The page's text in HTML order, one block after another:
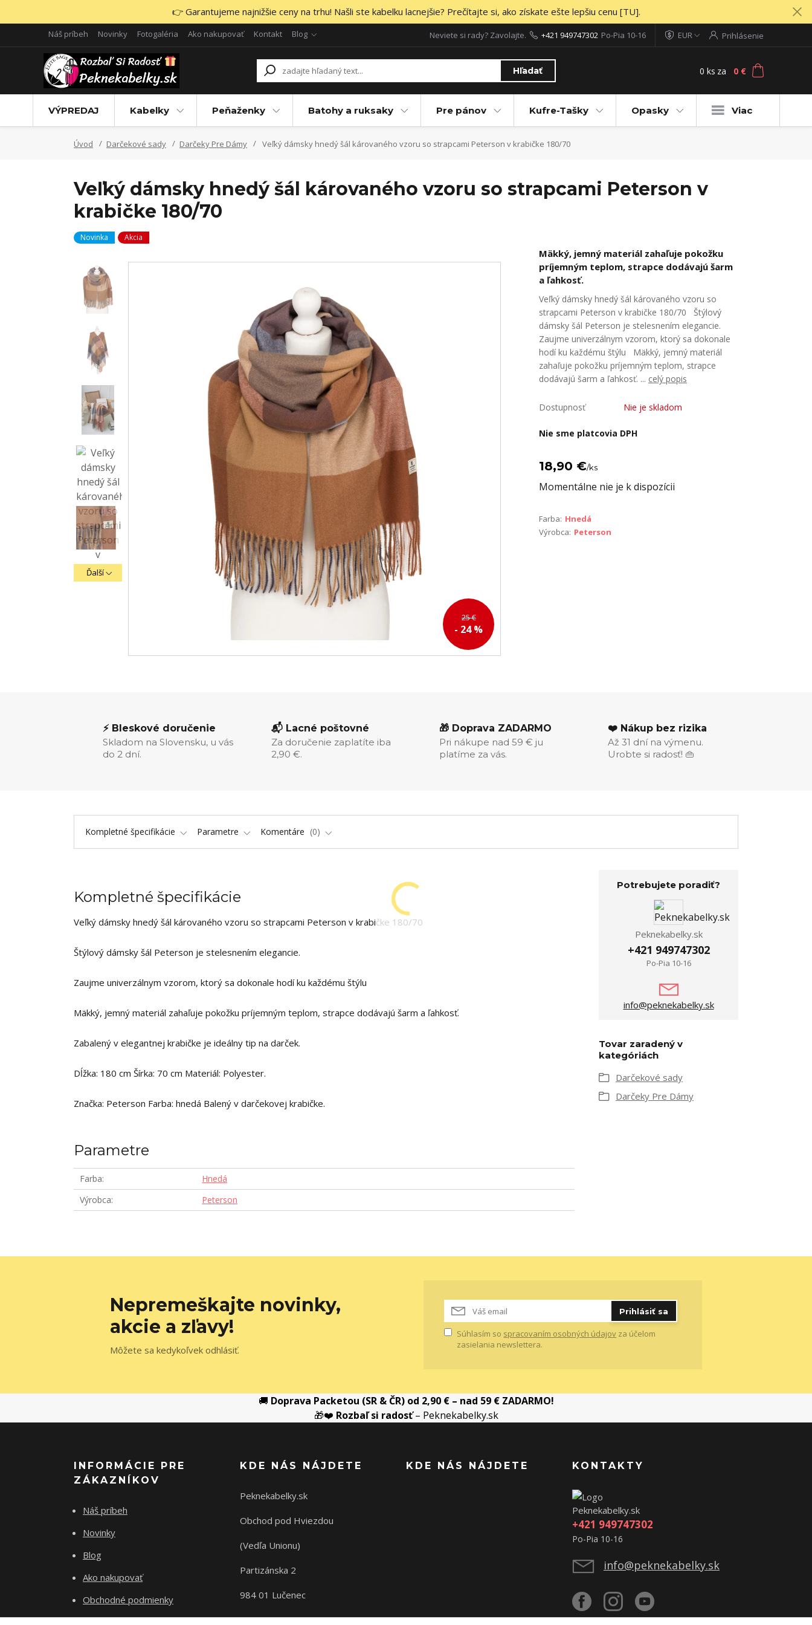
👉 Garantujeme najnižšie ceny na trhu! Našli ste kabelku lacnejšie? Prečítajte si, ako získate ešte lepšiu cenu [TU].
Náš príbeh Novinky Fotogaléria Ako nakupovať Kontakt Blog EUR Prihlásenie
Hľadať
Neviete si rady? Zavolajte. +421 949747302 Po-Pia 10-16
0 ks za 0 €
VÝPREDAJ Kabelky Peňaženky Batohy a ruksaky Pre pánov Kufre-Tašky Opasky Viac
Úvod Darčekové sady Darčeky Pre Dámy Veľký dámsky hnedý šál károvaného vzoru so strapcami Peterson v krabičke 180/70
Veľký dámsky hnedý šál károvaného vzoru so strapcami Peterson v
krabičke 180/70
Novinka Akcia
25 €
- 24 %
Ďalší
Mäkký, jemný materiál zahaľuje pokožku
príjemným teplom, strapce dodávajú šarm
a ľahkosť.
Veľký dámsky hnedý šál károvaného vzoru so
strapcami Peterson v krabičke 180/70 Štýlový
dámsky šál Peterson je stelesnením elegancie.
Zaujme univerzálnym vzorom, ktorý sa dokonale
hodí ku každému štýlu Mäkký, jemný materiál
zahaľuje pokožku príjemným teplom, strapce
dodávajú šarm a ľahkosť. ... celý popis
Dostupnosť Nie je skladom
Nie sme platcovia DPH
18,90 €/ks
Momentálne nie je k dispozícii
Farba: Hnedá
Výrobca: Peterson
⚡ Bleskové doručenie
Skladom na Slovensku, u vás
do 2 dní.
📬 Lacné poštovné
Za doručenie zaplatíte iba
2,90 €.
🎁 Doprava ZADARMO
Pri nákupe nad 59 € ju
platíme za vás.
❤️ Nákup bez rizika
Až 31 dní na výmenu.
Urobte si radosť! 👜
Kompletné špecifikácie Parametre Komentáre 0
Kompletné špecifikácie
Veľký dámsky hnedý šál károvaného vzoru so strapcami Peterson v krabičke 180/70
Štýlový dámsky šál Peterson je stelesnením elegancie.
Zaujme univerzálnym vzorom, ktorý sa dokonale hodí ku každému štýlu
Mäkký, jemný materiál zahaľuje pokožku príjemným teplom, strapce dodávajú šarm a ľahkosť.
Zabalený v elegantnej krabičke je ideálny tip na darček.
Dĺžka: 180 cm Šírka: 70 cm Materiál: Polyester.
Značka: Peterson Farba: hnedá Balený v darčekovej krabičke.
Parametre
Farba
Hnedá
Výrobca
Peterson
Potrebujete poradiť?
Peknekabelky.sk
+421 949747302
Po-Pia 10-16
info@peknekabelky.sk
Tovar zaradený v
kategóriách
Darčekové sady
Darčeky Pre Dámy
Nepremeškajte novinky,
akcie a zľavy!
Môžete sa kedykoľvek odhlásiť.
Prihlásiť sa
Súhlasím so spracovaním osobných údajov za účelom
zasielania newslettera.
🚚 Doprava Packetou (SR & ČR) od 2,90 € – nad 59 € ZADARMO!
🎁❤️ Rozbaľ si radosť– Peknekabelky.sk
INFORMÁCIE PRE
ZÁKAZNÍKOV
Náš príbeh
Novinky
Blog
Ako nakupovať
Obchodné podmienky
KDE NÁS NÁJDETE
Peknekabelky.sk
Obchod pod Hviezdou
(Vedľa Unionu)
Partizánska 2
984 01 Lučenec
KDE NÁS NÁJDETE KONTAKTY
Peknekabelky.sk
+421 949747302
Po-Pia 10-16
info@peknekabelky.sk